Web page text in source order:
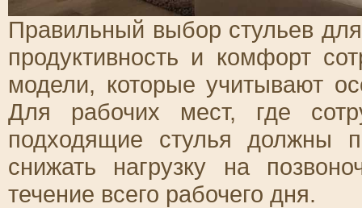
Правильный выбор стульев
продуктивность и комфорт
модели, которые учитывают
Для рабочих мест, где
подходящие стулья должны
снижать нагрузку на
течение всего рабочего дня.